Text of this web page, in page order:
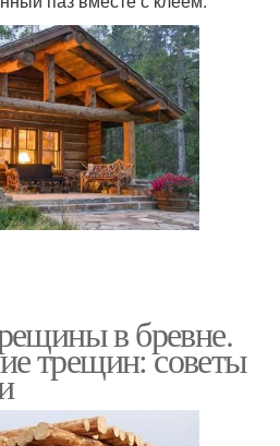
в бревне.
трещин: советы